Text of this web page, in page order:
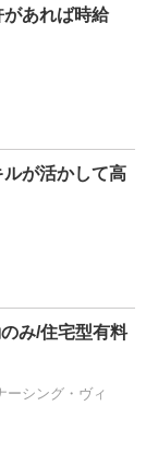
あれば時給
が活かして高
み/住宅型有料
ーシング・ヴィ